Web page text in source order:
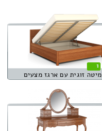
1
מיטה זוגית עם ארגז מצעים